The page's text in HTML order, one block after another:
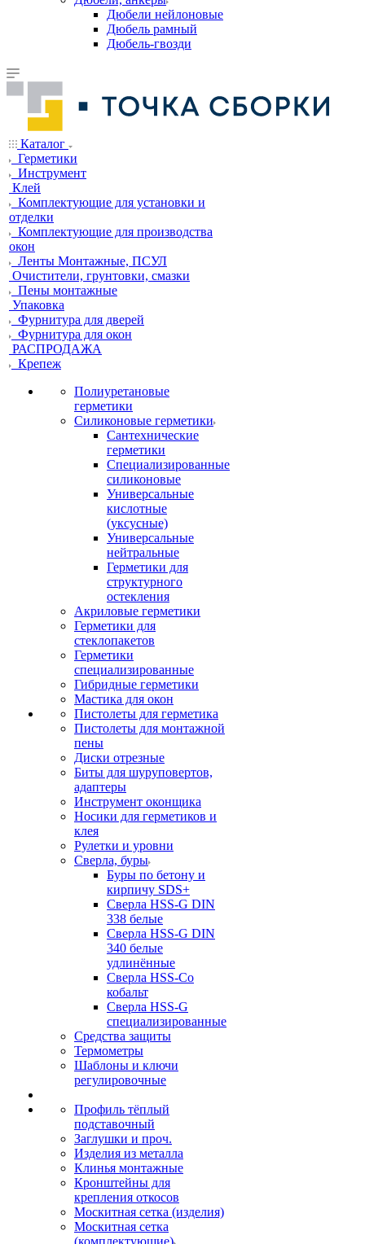
Дюбели нейлоновые
Дюбель рамный
Дюбель-гвозди
Каталог
Герметики
Инструмент
Клей
Комплектующие для установки и
отделки
Комплектующие для производства
окон
Ленты Монтажные, ПСУЛ
Очистители, грунтовки, смазки
Пены монтажные
Упаковка
Фурнитура для дверей
Фурнитура для окон
РАСПРОДАЖА
Крепеж
Полиуретановые
герметики
Силиконовые герметики
Сантехнические
герметики
Специализированные
силиконовые
Универсальные
кислотные
(уксусные)
Универсальные
нейтральные
Герметики для
структурного
остекления
Акриловые герметики
Герметики для
стеклопакетов
Герметики
специализированные
Гибридные герметики
Мастика для окон
Пистолеты для герметика
Пистолеты для монтажной
пены
Диски отрезные
Биты для шуруповертов,
адаптеры
Инструмент оконщика
Носики для герметиков и
клея
Рулетки и уровни
Сверла, буры
Буры по бетону и
кирпичу SDS+
Сверла HSS-G DIN
338 белые
Сверла HSS-G DIN
340 белые
удлинённые
Сверла HSS-Co
кобальт
Сверла HSS-G
специализированные
Средства защиты
Термометры
Шаблоны и ключи
регулировочные
Профиль тёплый
подставочный
Заглушки и проч.
Изделия из металла
Клинья монтажные
Кронштейны для
крепления откосов
Москитная сетка (изделия)
Москитная сетка
(комплектующие)